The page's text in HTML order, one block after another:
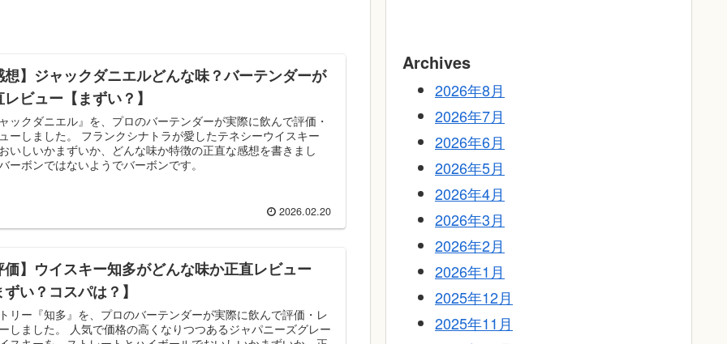
想】ジャックダニエルどんな味？バーテンダーが
ビュー【まずい？】
ックダニエル』を、プロのバーテンダーが実際に飲んで評価・
ーしました。 フランクシナトラが愛したテネシーウイスキー
いしいかまずいか、どんな味か特徴の正直な感想を書きまし
ーボンではないようでバーボンです。
2026.02.20
価】ウイスキー知多がどんな味か正直レビュー
い？コスパは？】
リー『知多』を、プロのバーテンダーが実際に飲んで評価・レ
しました。 人気で価格の高くなりつつあるジャパニーズグレー
Archives
2026年8月
2026年7月
2026年6月
2026年5月
2026年4月
2026年3月
2026年2月
2026年1月
2025年12月
2025年11月